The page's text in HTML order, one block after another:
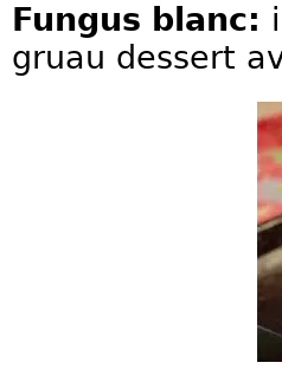
Fungus blanc:
gruau dessert